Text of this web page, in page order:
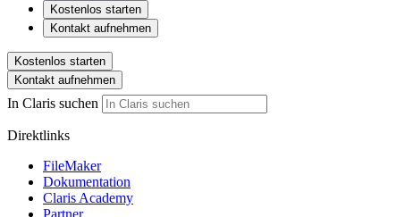
Kostenlos starten
Kontakt aufnehmen
Kostenlos starten
Kontakt aufnehmen
In Claris suchen
Direktlinks
FileMaker
Dokumentation
Claris Academy
Partner